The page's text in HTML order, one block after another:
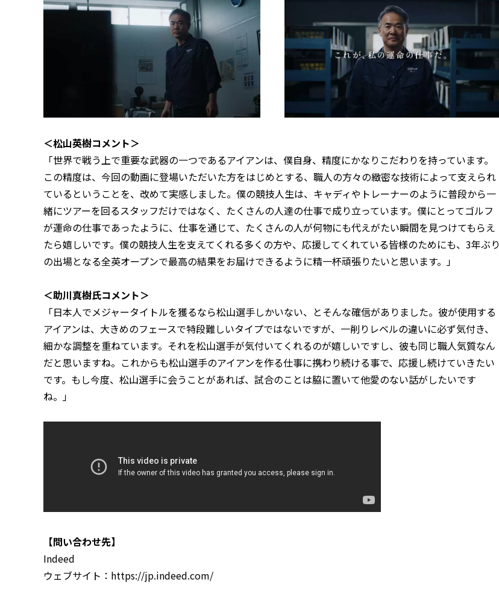
＜松山英樹コメント＞
「世界で戦う上で重要な武器の一つであるアイアンは、僕自身、精度にかなりこだわりを持っています。
この精度は、今回の動画に登場いただいた方をはじめとする、職人の方々の緻密な技術によって支えられ
ているということを、改めて実感しました。僕の競技人生は、キャディやトレーナーのように普段から一
緒にツアーを回るスタッフだけではなく、たくさんの人達の仕事で成り立っています。僕にとってゴルフ
が運命の仕事であったように、仕事を通じて、たくさんの人が何物にも代えがたい瞬間を見つけてもらえ
たら嬉しいです。僕の競技人生を支えてくれる多くの方や、応援してくれている皆様のためにも、3年ぶり
の出場となる全英オープンで最高の結果をお届けできるように精一杯頑張りたいと思います。」
＜助川真樹氏コメント＞
「日本人でメジャータイトルを獲るなら松山選手しかいない、とそんな確信がありました。彼が使用する
アイアンは、大きめのフェースで特段難しいタイプではないですが、一削りレベルの違いに必ず気付き、
細かな調整を重ねています。それを松山選手が気付いてくれるのが嬉しいですし、彼も同じ職人気質なん
だと思いますね。これからも松山選手のアイアンを作る仕事に携わり続ける事で、応援し続けていきたい
です。もし今度、松山選手に会うことがあれば、試合のことは脇に置いて他愛のない話がしたいです
ね。」
【問い合わせ先】
Indeed
ウェブサイト：https://jp.indeed.com/